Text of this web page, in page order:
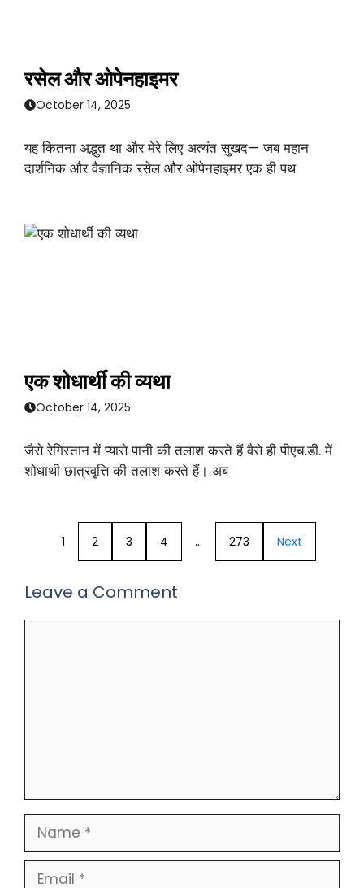
रसेल और ओपेनहाइमर
October 14, 2025
यह कितना अद्भुत था और मेरे लिए अत्यंत सुखद— जब महान
दार्शनिक और वैज्ञानिक रसेल और ओपेनहाइमर एक ही पथ
एक शोधार्थी की व्यथा
October 14, 2025
जैसे रेगिस्तान में प्यासे पानी की तलाश करते हैं वैसे ही पीएच.डी. में
शोधार्थी छात्रवृत्ति की तलाश करते हैं। अब
1 2 3 4 … 273 Next
Leave a Comment
Name
Email